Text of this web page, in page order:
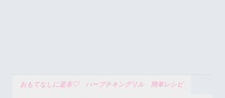
おもてなしに是非♡ ハーブチキングリル 簡単レシピ